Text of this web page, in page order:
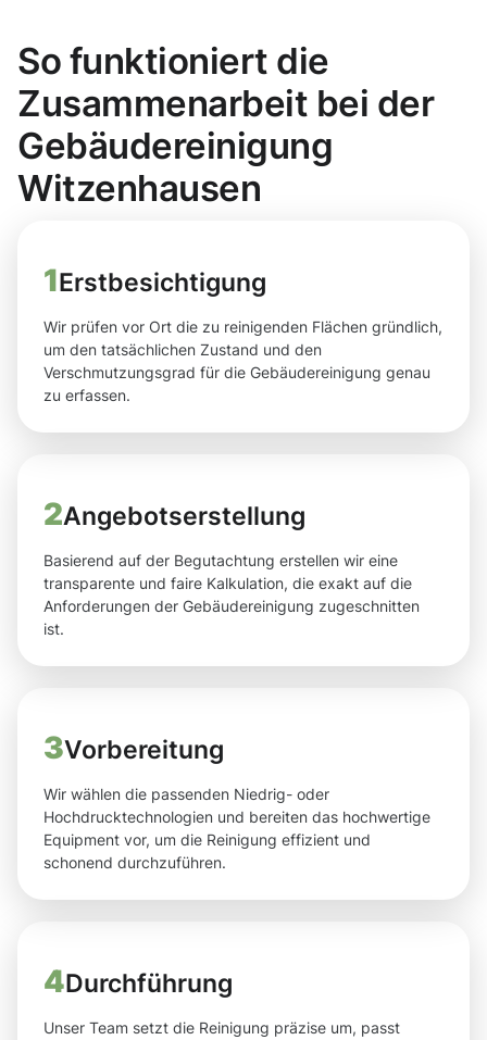
So funktioniert die
Zusammenarbeit bei der
Gebäudereinigung
Witzenhausen
1Erstbesichtigung
Wir prüfen vor Ort die zu reinigenden Flächen gründlich,
um den tatsächlichen Zustand und den
Verschmutzungsgrad für die Gebäudereinigung genau
zu erfassen.
2Angebotserstellung
Basierend auf der Begutachtung erstellen wir eine
transparente und faire Kalkulation, die exakt auf die
Anforderungen der Gebäudereinigung zugeschnitten
ist.
3Vorbereitung
Wir wählen die passenden Niedrig- oder
Hochdrucktechnologien und bereiten das hochwertige
Equipment vor, um die Reinigung effizient und
schonend durchzuführen.
4Durchführung
Unser Team setzt die Reinigung präzise um, passt